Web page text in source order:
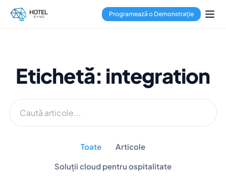
Programează o Demonstrație
Etichetă: integration
Toate Articole
Soluții cloud pentru ospitalitate